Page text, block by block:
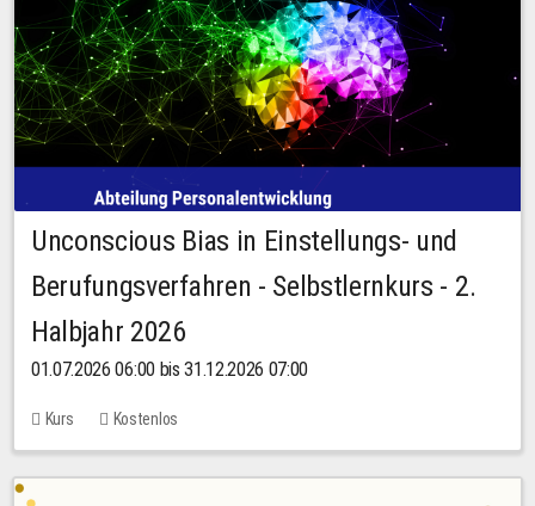
Unconscious Bias in Einstellungs- und
Berufungsverfahren - Selbstlernkurs - 2.
Halbjahr 2026
01.07.2026 06:00 bis 31.12.2026 07:00
Kurs Kostenlos